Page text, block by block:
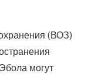
(ВОЗ)
могут